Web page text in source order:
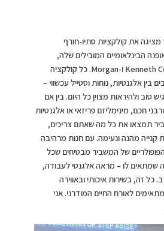
את קולקציות סתיו-חורף
האופנה הבינלאומיים המובילים שלה,
Kenneth Cole NYC, Punt Roma ו-Morgan. כל קולקציה
בין אלגנטיות, נוחות וסטייל עכשווי –
טוב ולהיראות מצוין כל היום. בין אם
חכם, מינימליזם פריזאי או אלגנטיות
תמצאו את כל מה שאתם צריכים,
קנייה מהנה ונעימה. עם חנות מרהיבה
הפופולריים של המשביר מבטיחים שכל
שמתאים לו – מראה אלגנטי לעבודה,
כל זה, בשירות איכותי ובאווירה
לאורח החיים המודרני. אני